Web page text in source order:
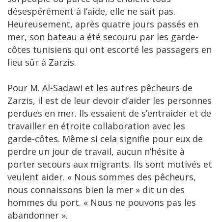
désespérément à l’aide, elle ne sait pas.
Heureusement, après quatre jours passés en
mer, son bateau a été secouru par les garde-
côtes tunisiens qui ont escorté les passagers en
lieu sûr à Zarzis.
Pour M. Al-Sadawi et les autres pêcheurs de
Zarzis, il est de leur devoir d’aider les personnes
perdues en mer. Ils essaient de s’entraider et de
travailler en étroite collaboration avec les
garde-côtes. Même si cela signifie pour eux de
perdre un jour de travail, aucun n’hésite à
porter secours aux migrants. Ils sont motivés et
veulent aider. « Nous sommes des pêcheurs,
nous connaissons bien la mer » dit un des
hommes du port. « Nous ne pouvons pas les
abandonner ».